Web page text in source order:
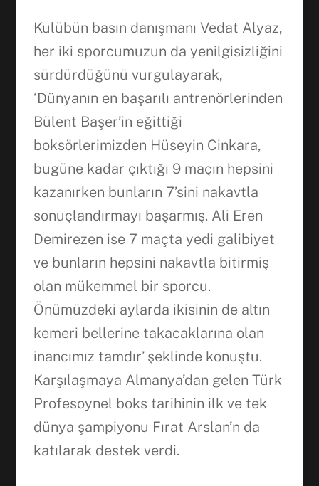
Kulübün basın danışmanı Vedat Alyaz,
her iki sporcumuzun da yenilgisizliğini
sürdürdüğünü vurgulayarak,
‘Dünyanın en başarılı antrenörlerinden
Bülent Başer’in eğittiği
boksörlerimizden Hüseyin Cinkara,
bugüne kadar çıktığı 9 maçın hepsini
kazanırken bunların 7’sini nakavtla
sonuçlandırmayı başarmış. Ali Eren
Demirezen ise 7 maçta yedi galibiyet
ve bunların hepsini nakavtla bitirmiş
olan mükemmel bir sporcu.
Önümüzdeki aylarda ikisinin de altın
kemeri bellerine takacaklarına olan
inancımız tamdır’ şeklinde konuştu.
Karşılaşmaya Almanya’dan gelen Türk
Profesoynel boks tarihinin ilk ve tek
dünya şampiyonu Fırat Arslan’n da
katılarak destek verdi.